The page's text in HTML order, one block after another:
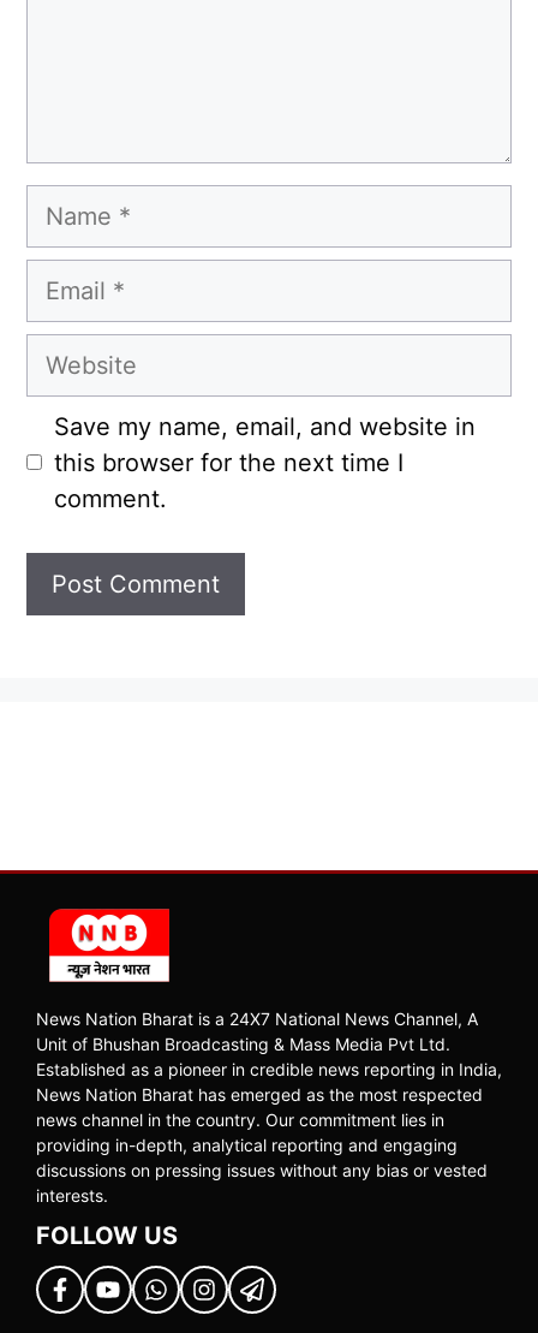
Name
Email
Website
Save my name, email, and website in
this browser for the next time I
comment.
News Nation Bharat is a 24X7 National News Channel, A
Unit of Bhushan Broadcasting & Mass Media Pvt Ltd.
Established as a pioneer in credible news reporting in India,
News Nation Bharat has emerged as the most respected
news channel in the country. Our commitment lies in
providing in-depth, analytical reporting and engaging
discussions on pressing issues without any bias or vested
interests.
FOLLOW US